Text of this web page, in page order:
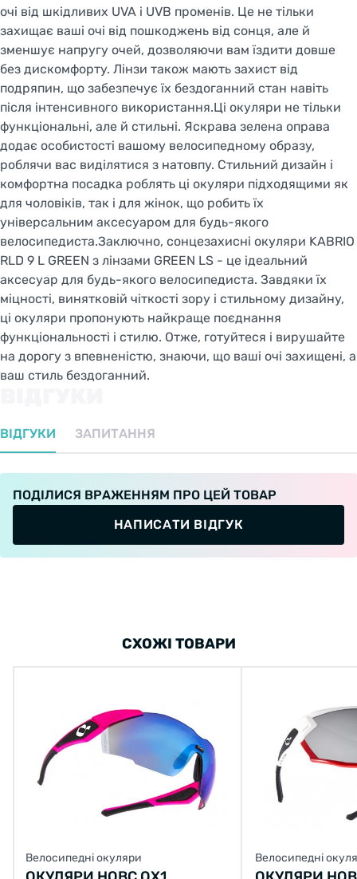
очі від шкідливих UVA і UVB променів. Це не тільки
захищає ваші очі від пошкоджень від сонця, але й
зменшує напругу очей, дозволяючи вам їздити довше
без дискомфорту. Лінзи також мають захист від
подряпин, що забезпечує їх бездоганний стан навіть
після інтенсивного використання.Ці окуляри не тільки
функціональні, але й стильні. Яскрава зелена оправа
додає особистості вашому велосипедному образу,
роблячи вас виділятися з натовпу. Стильний дизайн і
комфортна посадка роблять ці окуляри підходящими як
для чоловіків, так і для жінок, що робить їх
універсальним аксесуаром для будь-якого
велосипедиста.Заключно, сонцезахисні окуляри KABRIO
RLD 9 L GREEN з лінзами GREEN LS - це ідеальний
аксесуар для будь-якого велосипедиста. Завдяки їх
міцності, винятковій чіткості зору і стильному дизайну,
ці окуляри пропонують найкраще поєднання
функціональності і стилю. Отже, готуйтеся і вирушайте
на дорогу з впевненістю, знаючи, що ваші очі захищені, а
ваш стиль бездоганний.
ВІДГУКИ ЗАПИТАННЯ
ПОДІЛИСЯ ВРАЖЕННЯМ ПРО ЦЕЙ ТОВАР
НАПИСАТИ ВІДГУК
СХОЖІ ТОВАРИ
Велосипедні окуляри Велосипедні